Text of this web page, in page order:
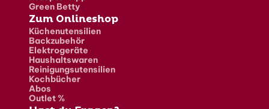
Green Betty
Zum Onlineshop
Küchenutensilien
Backzubehör
Elektrogeräte
Haushaltswaren
Reinigungsutensilien
Kochbücher
Abos
Outlet %